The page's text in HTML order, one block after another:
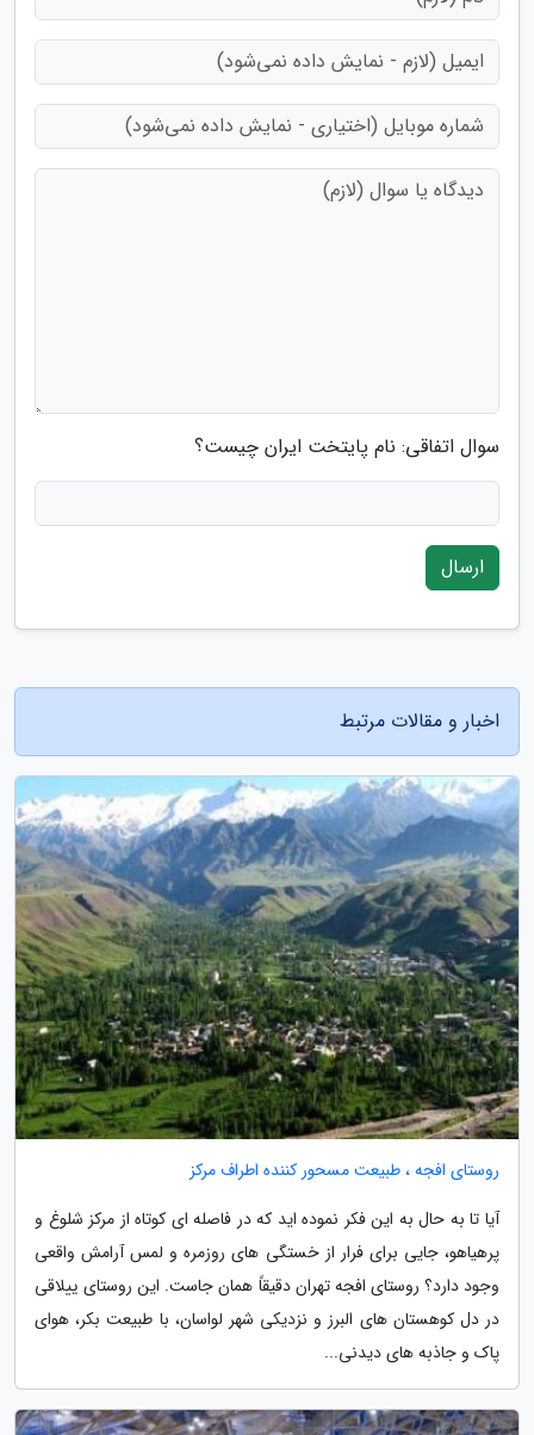
سوال اتفاقی: نام پایتخت ایران چیست؟
ارسال
اخبار و مقالات مرتبط
روستای افجه ، طبیعت مسحور کننده اطراف مرکز
آیا تا به حال به این فکر نموده اید که در فاصله ای کوتاه از مرکز شلوغ و
پرهیاهو، جایی برای فرار از خستگی های روزمره و لمس آرامش واقعی
وجود دارد؟ روستای افجه تهران دقیقاً همان جاست. این روستای ییلاقی
در دل کوهستان های البرز و نزدیکی شهر لواسان، با طبیعت بکر، هوای
پاک و جاذبه های دیدنی...